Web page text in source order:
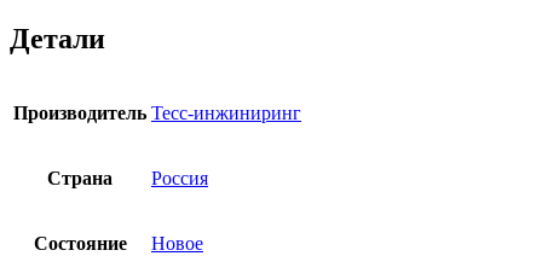
Детали
Производитель Тесс-инжиниринг
Страна Россия
Состояние Новое